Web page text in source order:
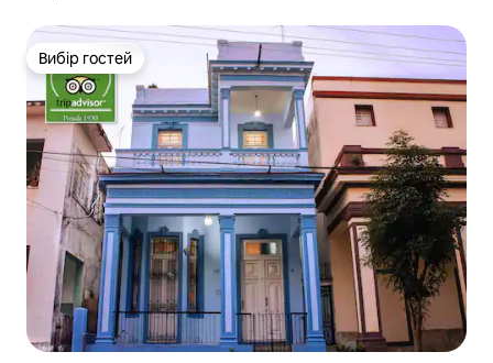
Вибір гостей
Вибір гостей